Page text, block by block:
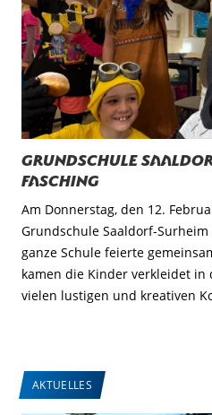
Grundschule
Fasching
Am Donnerstag, den 12.
Grundschule Saaldorf-
ganze Schule feierte
kamen die Kinder verkleidet
vielen lustigen und kreativen
AKTUELLES